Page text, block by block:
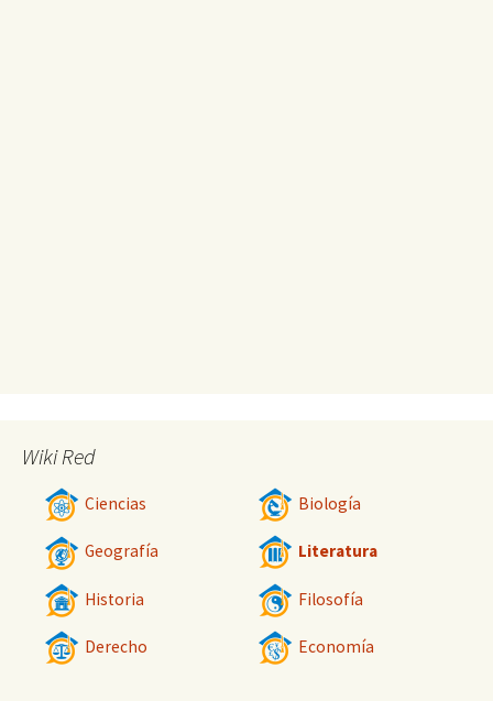
Wiki Red
Ciencias Biología
Geografía Literatura
Historia Filosofía
Derecho Economía